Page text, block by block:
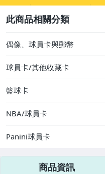
玩具、模型與公仔
偶像、球員卡與郵幣
偶像、球員卡與郵幣
球員卡/其他收藏卡
籃球卡
NBA/球員卡
Panini球員卡
商品資訊